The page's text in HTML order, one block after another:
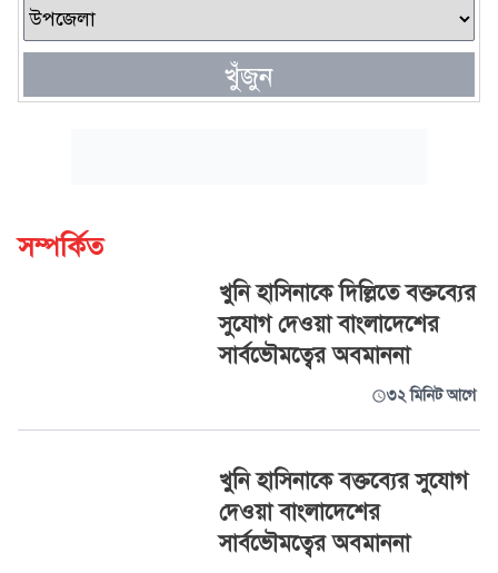
খুঁজুন
সম্পর্কিত
খুনি হাসিনাকে দিল্লিতে বক্তব্যের
সুযোগ দেওয়া বাংলাদেশের
সার্বভৌমত্বের অবমাননা
৩২ মিনিট আগে
খুনি হাসিনাকে বক্তব্যের সুযোগ
দেওয়া বাংলাদেশের
সার্বভৌমত্বের অবমাননা